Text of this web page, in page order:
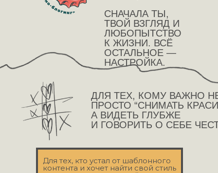
СНАЧАЛА ТЫ,
ТВОЙ ВЗГЛЯД И
ЛЮБОПЫТСТВО
К ЖИЗНИ. ВСЁ
ОСТАЛЬНОЕ —
НАСТРОЙКА.
ДЛЯ ТЕХ, КОМУ ВАЖНО
ПРОСТО “СНИМАТЬ
А ВИДЕТЬ ГЛУБЖЕ
И ГОВОРИТЬ О СЕБЕ
Для тех, кто устал от шаблонного
контента и хочет найти свой стиль